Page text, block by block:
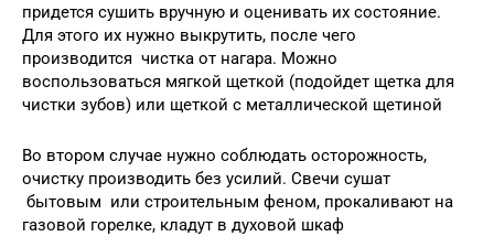
придется сушить вручную и оценивать их состояние.
Для этого их нужно выкрутить, после чего
производится чистка от нагара. Можно
воспользоваться мягкой щеткой (подойдет щетка для
чистки зубов) или щеткой с металлической щетиной
Во втором случае нужно соблюдать осторожность,
очистку производить без усилий. Свечи сушат
бытовым или строительным феном, прокаливают на
газовой горелке, кладут в духовой шкаф